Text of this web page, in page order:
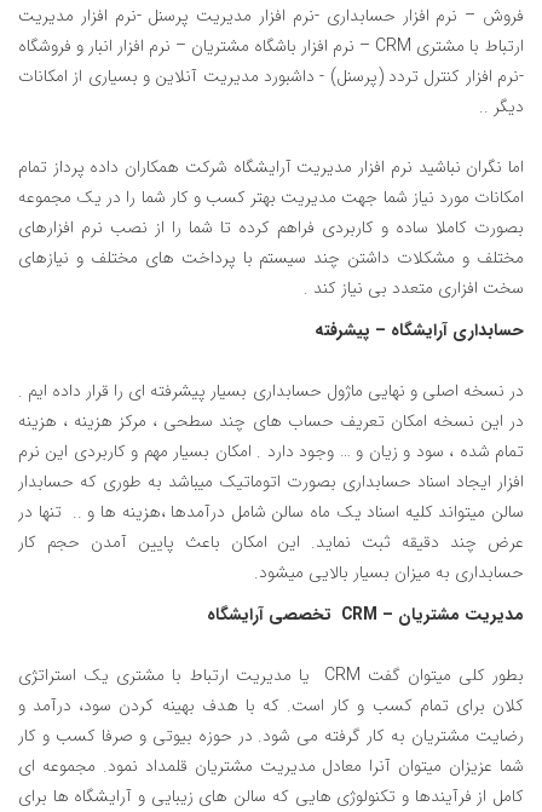
فروش – نرم افزار حسابداری -نرم افزار مدیریت پرسنل -نرم افزار مدیریت
ارتباط با مشتری CRM – نرم افزار باشگاه مشتریان – نرم افزار انبار و فروشگاه
-نرم افزار کنترل تردد (پرسنل) - داشبورد مدیریت آنلاین و بسیاری از امکانات
دیگر ..
اما نگران نباشید نرم افزار مدیریت آرایشگاه شرکت همکاران داده پرداز تمام
امکانات مورد نیاز شما جهت مدیریت بهتر کسب و کار شما را در یک مجموعه
بصورت کاملا ساده و کاربردی فراهم کرده تا شما را از نصب نرم افزارهای
مختلف و مشکلات داشتن چند سیستم با پرداخت های مختلف و نیازهای
سخت افزاری متعدد بی نیاز کند .
حسابداری آرایشگاه – پیشرفته
در نسخه اصلی و نهایی ماژول حسابداری بسیار پیشرفته ای را قرار داده ایم .
در این نسخه امکان تعریف حساب های چند سطحی ، مرکز هزینه ، هزینه
تمام شده ، سود و زیان و … وجود دارد . امکان بسیار مهم و کاربردی این نرم
افزار ایجاد اسناد حسابداری بصورت اتوماتیک میباشد به طوری که حسابدار
سالن میتواند کلیه اسناد یک ماه سالن شامل درآمدها ،هزینه ها و .. تنها در
عرض چند دقیقه ثبت نماید. این امکان باعث پایین آمدن حجم کار
حسابداری به میزان بسیار بالایی میشود.
مدیریت مشتریان – CRM تخصصی آرایشگاه
بطور کلی میتوان گفت CRM یا مدیریت ارتباط با مشتری یک استراتژی
کلان برای تمام کسب و کار است. که با هدف بهینه کردن سود، درآمد و
رضایت مشتریان به کار گرفته می شود. در حوزه بیوتی و صرفا کسب و کار
شما عزیزان میتوان آنرا معادل مدیریت مشتریان قلمداد نمود. مجموعه ای
کامل از فرآیندها و تکنولوژی هایی که سالن های زیبایی و آرایشگاه ها برای